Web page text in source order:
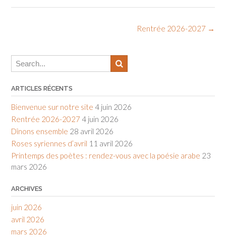
Rentrée 2026-2027 →
ARTICLES RÉCENTS
Bienvenue sur notre site 4 juin 2026
Rentrée 2026-2027 4 juin 2026
Dînons ensemble 28 avril 2026
Roses syriennes d’avril 11 avril 2026
Printemps des poètes : rendez-vous avec la poésie arabe 23
mars 2026
ARCHIVES
juin 2026
avril 2026
mars 2026